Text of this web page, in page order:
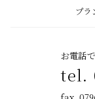
プラ
お電話
tel.